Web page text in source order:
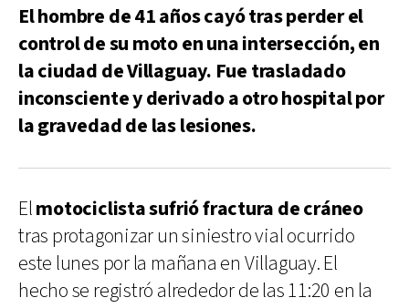
El hombre de 41 años cayó tras perder el
control de su moto en una intersección, en
la ciudad de Villaguay. Fue trasladado
inconsciente y derivado a otro hospital por
la gravedad de las lesiones.
Elmotociclista sufrió fractura de cráneo
tras protagonizar un siniestro vial ocurrido
este lunes por la mañana en Villaguay. El
hecho se registró alrededor de las 11:20 en la